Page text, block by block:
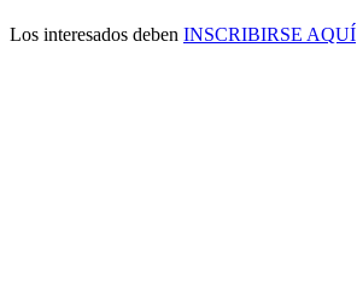
Los interesados deben INSCRIBIRSE AQUÍ